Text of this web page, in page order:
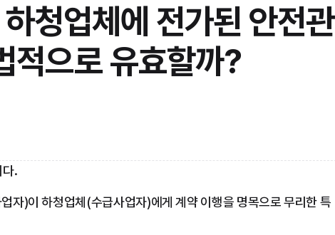
청업체에 전가된 안전관
적으로 유효할까?
다.
자)이 하청업체(수급사업자)에게 계약 이행을 명목으로 무리한 특